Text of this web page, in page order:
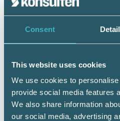
Consent
This website uses cookies
We use cookies to
provide social media features
We also share information
our social media, advertising
”att-satser” var
Om du vill att Srf
eller åstadkomma
vad det är så att alla
Katarina Klingspor
Förbundsordförande